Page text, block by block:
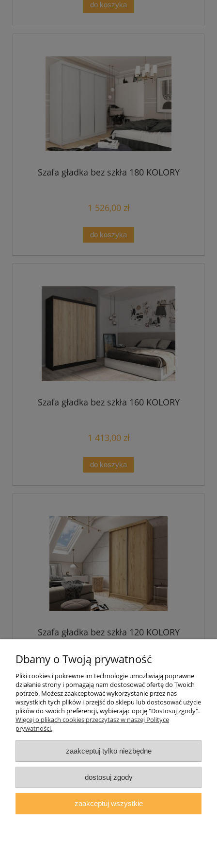
do koszyka
Szafa gładka bez szkła 180 KOLORY
1 526,00 zł
do koszyka
Szafa gładka bez szkła 160 KOLORY
1 413,00 zł
do koszyka
Szafa gładka bez szkła 120 KOLORY
1 181,00 zł
do koszyka
Dbamy o Twoją prywatność
Pliki cookies i pokrewne im technologie umożliwiają poprawne
działanie strony i pomagają nam dostosować ofertę do Twoich
potrzeb. Możesz zaakceptować wykorzystanie przez nas
wszystkich tych plików i przejść do sklepu lub dostosować użycie
plików do swoich preferencji, wybierając opcję "Dostosuj zgody".
Więcej o plikach cookies przeczytasz w naszej Polityce
prywatności.
zaakceptuj tylko niezbędne
dostosuj zgody
zaakceptuj wszystkie